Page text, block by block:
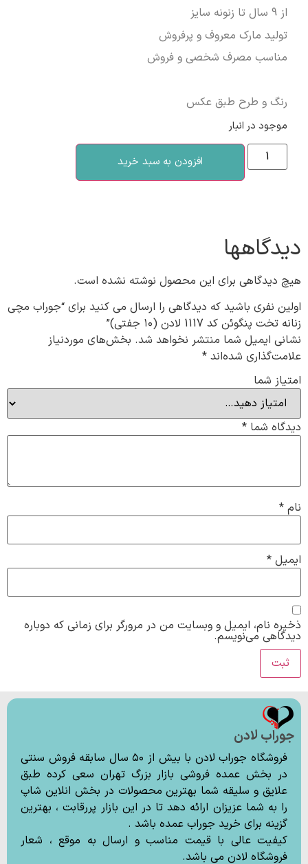
از 9 سال تا زنونه سایز
تولید مارک معروف و پرفروش
مناسب مصرف شخصی و فروش
رنگ و طرح طبق عکس
موجود در انبار
افزودن به سبد خرید
دیدگاهها
هیچ دیدگاهی برای این محصول نوشته نشده است.
اولین نفری باشید که دیدگاهی را ارسال می کنید برای “جوراب مچی
زنانه تخت پنگوئن کد 1117 لادن (۱۰ جفتی)”
نشانی ایمیل شما منتشر نخواهد شد. بخش‌های موردنیاز
علامت‌گذاری شده‌اند *
امتیاز شما
دیدگاه شما *
نام *
ایمیل *
ذخیره نام، ایمیل و وبسایت من در مرورگر برای زمانی که دوباره
دیدگاهی می‌نویسم.
جوراب لادن
فروشگاه جوراب لادن با بیش از ۵۰ سال سابقه فروش سنتی
در بخش عمده فروشی بازار بزرگ تهران سعی کرده طبق
علایق و سلیقه شما بهترین محصولات در بخش انلاین شاپ
را به شما عزیزان ارائه دهد تا در این بازار پررقابت ، بهترین
گزینه برای خرید جوراب عمده باشد .
کیفیت عالی با قیمت مناسب و ارسال به موقع ، شعار
فروشگاه لادن می باشد.